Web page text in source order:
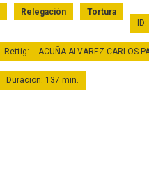
Relegación
Tortura
Rettig: ACUÑA ALVAREZ CARLOS
Duracion: 137 min.